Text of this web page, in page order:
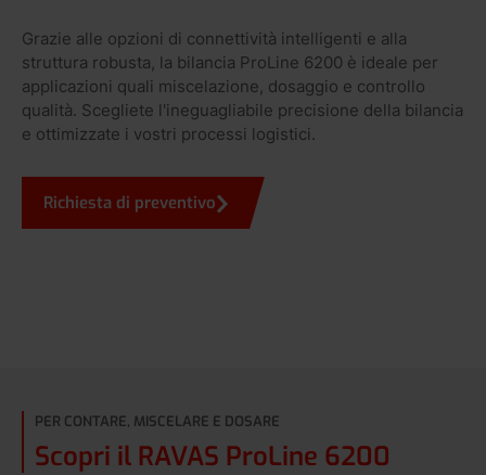
Grazie alle opzioni di connettività intelligenti e alla
struttura robusta, la bilancia ProLine 6200 è ideale per
applicazioni quali miscelazione, dosaggio e controllo
qualità. Scegliete l'ineguagliabile precisione della bilancia
e ottimizzate i vostri processi logistici.
Richiesta di preventivo
PER CONTARE, MISCELARE E DOSARE
Scopri il RAVAS ProLine 6200